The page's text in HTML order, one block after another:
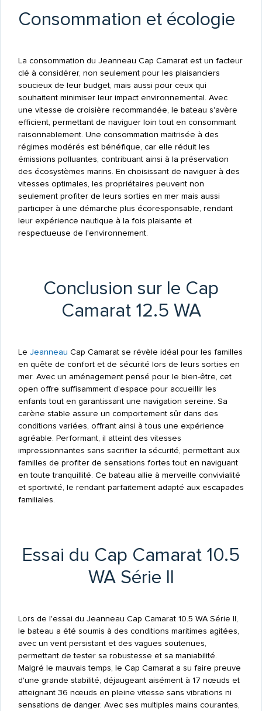
Consommation et écologie
La consommation du Jeanneau Cap Camarat est un facteur
clé à considérer, non seulement pour les plaisanciers
soucieux de leur budget, mais aussi pour ceux qui
souhaitent minimiser leur impact environnemental. Avec
une vitesse de croisière recommandée, le bateau s'avère
efficient, permettant de naviguer loin tout en consommant
raisonnablement. Une consommation maitrisée à des
régimes modérés est bénéfique, car elle réduit les
émissions polluantes, contribuant ainsi à la préservation
des écosystèmes marins. En choisissant de naviguer à des
vitesses optimales, les propriétaires peuvent non
seulement profiter de leurs sorties en mer mais aussi
participer à une démarche plus écoresponsable, rendant
leur expérience nautique à la fois plaisante et
respectueuse de l'environnement.
Conclusion sur le Cap
Camarat 12.5 WA
Le Jeanneau Cap Camarat se révèle idéal pour les familles
en quête de confort et de sécurité lors de leurs sorties en
mer. Avec un aménagement pensé pour le bien-être, cet
open offre suffisamment d'espace pour accueillir les
enfants tout en garantissant une navigation sereine. Sa
carène stable assure un comportement sûr dans des
conditions variées, offrant ainsi à tous une expérience
agréable. Performant, il atteint des vitesses
impressionnantes sans sacrifier la sécurité, permettant aux
familles de profiter de sensations fortes tout en naviguant
en toute tranquillité. Ce bateau allie à merveille convivialité
et sportivité, le rendant parfaitement adapté aux escapades
familiales.
Essai du Cap Camarat 10.5
WA Série II
Lors de l'essai du Jeanneau Cap Camarat 10.5 WA Série II,
le bateau a été soumis à des conditions maritimes agitées,
avec un vent persistant et des vagues soutenues,
permettant de tester sa robustesse et sa maniabilité.
Malgré le mauvais temps, le Cap Camarat a su faire preuve
d'une grande stabilité, déjaugeant aisément à 17 nœuds et
atteignant 36 nœuds en pleine vitesse sans vibrations ni
sensations de danger. Avec ses multiples mains courantes,